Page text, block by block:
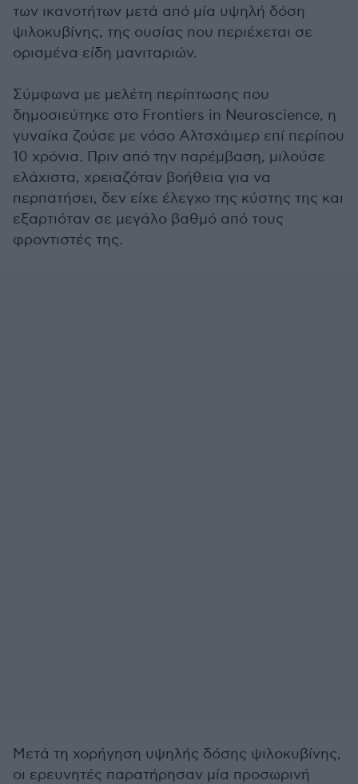
των ικανοτήτων μετά από μία υψηλή δόση
ψιλοκυβίνης, της ουσίας που περιέχεται σε
ορισμένα είδη μανιταριών.
Σύμφωνα με μελέτη περίπτωσης που
δημοσιεύτηκε στο Frontiers in Neuroscience, η
γυναίκα ζούσε με νόσο Αλτσχάιμερ επί περίπου
10 χρόνια. Πριν από την παρέμβαση, μιλούσε
ελάχιστα, χρειαζόταν βοήθεια για να
περπατήσει, δεν είχε έλεγχο της κύστης της και
εξαρτιόταν σε μεγάλο βαθμό από τους
φροντιστές της.
Μετά τη χορήγηση υψηλής δόσης ψιλοκυβίνης,
οι ερευνητές παρατήρησαν μία προσωρινή